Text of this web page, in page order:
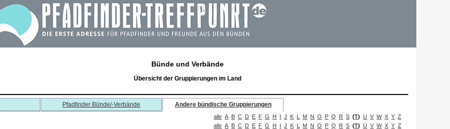
Bünde und Verbände
Übersicht der Gruppierungen im Land
Pfadfinder Bünde/-Verbände Andere bündische Gruppierungen
alle A B C D E F G H I J K L M N O P Q R S (T) U V W X Y Z
alle A B C D E F G H I J K L M N O P Q R S (T) U V W X Y Z